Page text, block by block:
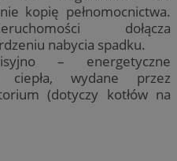
kopię pełnomocnictwa.
dołącza
nabycia spadku.
– energetyczne
ciepła, wydane przez
(dotyczy kotłów na